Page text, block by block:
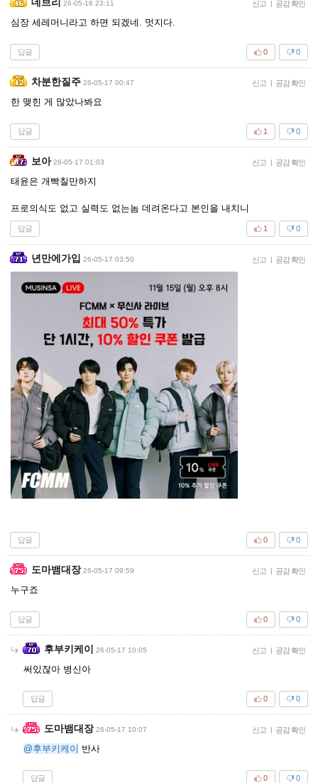
26-05-16 23:11 신고 | 공감 확인
심장 세레머니라고 하면 되겠네. 멋지다.
답글 0
0
차분한질주 26-05-17 00:47 신고 | 공감 확인
한 맺힌 게 많았나봐요
답글 0
1
보아 26-05-17 01:03 신고 | 공감 확인
태윤은 개빡칠만하지
프로의식도 없고 실력도 없는놈 데려온다고 본인을 내치니
답글 0
1
년만에가입 26-05-17 03:50 신고 | 공감 확인
답글 0
0
도마뱀대장 26-05-17 09:59 신고 | 공감 확인
누구죠
답글 0
0
후부키케이 26-05-17 10:05 신고 | 공감 확인
써있잖아 병신아
답글 0
0
도마뱀대장 26-05-17 10:07 신고 | 공감 확인
@후부키케이 반사
답글 0
0